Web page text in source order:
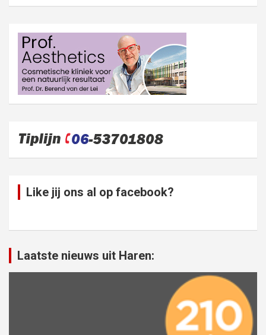
Like jij ons al op facebook?
Laatste nieuws uit Haren: